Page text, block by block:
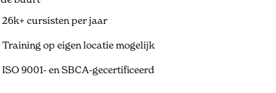
26k+ cursisten per jaar
Training op eigen locatie mogelijk
ISO 9001- en SBCA-gecertificeerd